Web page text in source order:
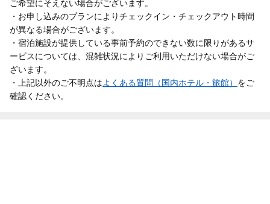
ご希望にそえない場合がございます。
・お申し込みのプランによりチェックイン・チェックアウト時間
が異なる場合がございます。
・宿泊施設が提供している事前予約のできない数に限りがあるサ
ービスについては、混雑状況によりご利用いただけない場合がご
ざいます。
・上記以外のご不明点はよくある質問（国内ホテル・旅館） をご
確認ください。